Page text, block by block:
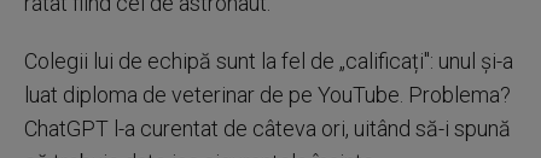
Colegii lui de echipă sunt la fel de „calificați": unul și-a
luat diploma de veterinar de pe YouTube. Problema?
ChatGPT l-a curentat de câteva ori, uitând să-i spună